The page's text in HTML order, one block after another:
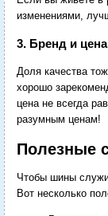
изменениями,
3. Бренд и цена
Доля качества
хорошо
цена не всегда
разумным ценам!
Полезные
Чтобы шины
Вот несколько